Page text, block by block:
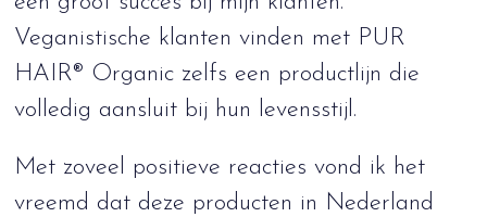
Veganistische klanten vinden met PUR
HAIR® Organic zelfs een productlijn die
volledig aansluit bij hun levensstijl.
Met zoveel positieve reacties vond ik het
vreemd dat deze producten in Nederland